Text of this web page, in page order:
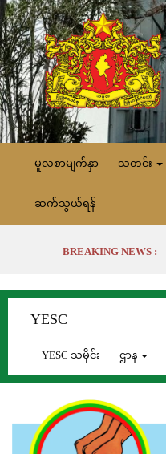
မူလစာမျက်နှာ သတင်း
ဆက်သွယ်ရန်
BREAKING NEWS :
YESC
YESC သမိုင်း ဌာန